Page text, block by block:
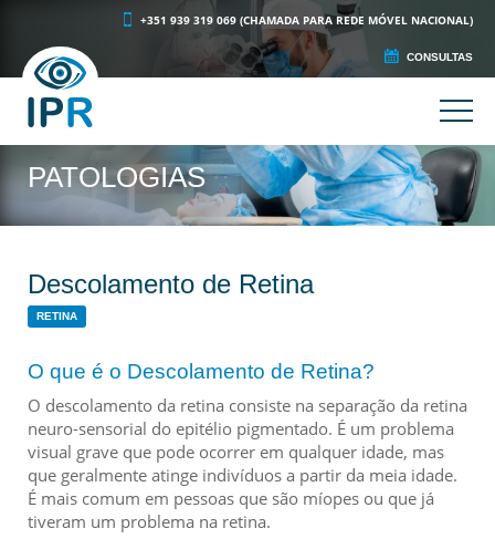
+351 939 319 069 (CHAMADA PARA REDE MÓVEL NACIONAL)
CONSULTAS
PATOLOGIAS
Descolamento de Retina
RETINA
O que é o Descolamento de Retina?
O descolamento da retina consiste na separação da retina
neuro-sensorial do epitélio pigmentado. É um problema
visual grave que pode ocorrer em qualquer idade, mas
que geralmente atinge indivíduos a partir da meia idade.
É mais comum em pessoas que são míopes ou que já
tiveram um problema na retina.